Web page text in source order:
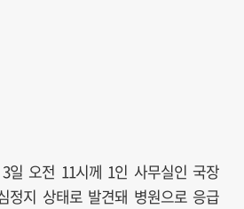
일 오전 11시께 1인 사무실인 국장
정지 상태로 발견돼 병원으로 응급